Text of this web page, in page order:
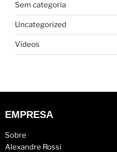
Sem categoria
Uncategorized
Vídeos
EMPRESA
Sobre
Alexandre Rossi